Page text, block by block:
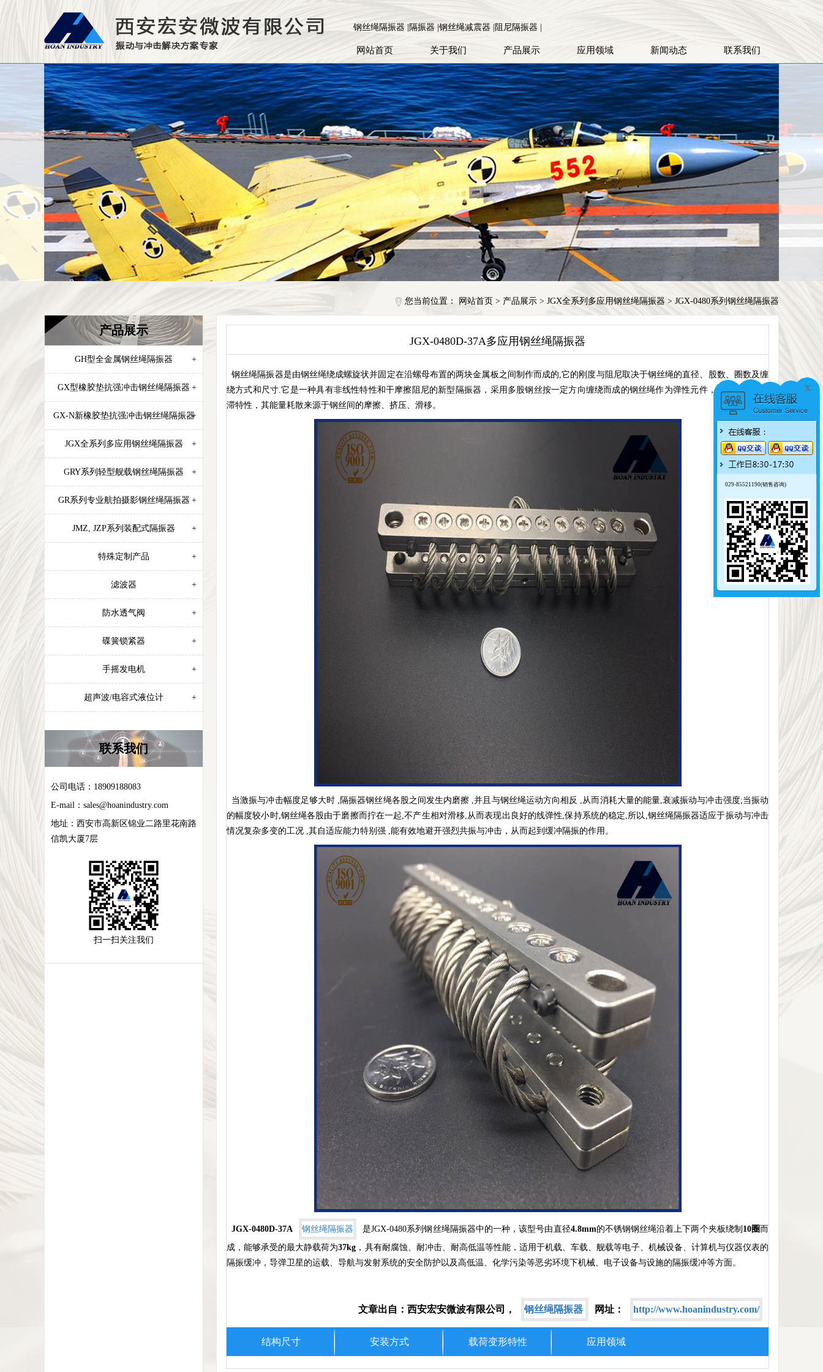
钢丝绳隔振器 |隔振器 |钢丝绳减震器 |阻尼隔振器 |
网站首页 关于我们 产品展示 应用领域 新闻动态 联系我们
您当前位置： 网站首页 > 产品展示 > JGX全系列多应用钢丝绳隔振器 > JGX-0480系列钢丝绳隔振器
产品展示
GH型全金属钢丝绳隔振器 +
GX型橡胶垫抗强冲击钢丝绳隔振器 +
GX-N新橡胶垫抗强冲击钢丝绳隔振器+
JGX全系列多应用钢丝绳隔振器 +
GRY系列轻型舰载钢丝绳隔振器 +
GR系列专业航拍摄影钢丝绳隔振器 +
JMZ, JZP系列装配式隔振器 +
特殊定制产品 +
滤波器 +
防水透气阀 +
碟簧锁紧器 +
手摇发电机 +
超声波/电容式液位计 +
联系我们
公司电话：18909188083
E-mail： sales@hoanindustry.com
地址： 西安市高新区锦业二路里花南路
信凯大厦7层
扫一扫关注我们
JGX-0480D-37A多应用钢丝绳隔振器
钢丝绳隔振器是由钢丝绳绕成螺旋状并固定在沿螺母布置的两块金属板之间制作而成的,它的刚度与阻尼取决于钢丝绳的直径、股数、圈数及缠
绕方式和尺寸.它是一种具有非线性特性和干摩擦阻尼的新型隔振器，采用多股钢丝按一定方向缠绕而成的钢丝绳作为弹性元件，具有明显的迟
滞特性，其能量耗散来源于钢丝间的摩擦、挤压、滑移。
当激振与冲击幅度足够大时 ,隔振器钢丝绳各股之间发生内磨擦 ,并且与钢丝绳运动方向相反 ,从而消耗大量的能量,衰减振动与冲击强度;当振动
的幅度较小时,钢丝绳各股由于磨擦而拧在一起,不产生相对滑移,从而表现出良好的线弹性,保持系统的稳定,所以,钢丝绳隔振器适应于振动与冲击
情况复杂多变的工况 ,其自适应能力特别强 ,能有效地避开强烈共振与冲击，从而起到缓冲隔振的作用。
JGX-0480D-37A 钢丝绳隔振器 是JGX-0480系列钢丝绳隔振器中的一种，该型号由直径4.8mm的不锈钢钢丝绳沿着上下两个夹板绕制 10圈 而
成，能够承受的最大静载荷为37kg ，具有耐腐蚀、耐冲击、耐高低温等性能，适用于机载、车载、舰载等电子、机械设备、计算机与仪器仪表的
隔振缓冲，导弹卫星的运载、导航与发射系统的安全防护以及高低温、化学污染等恶劣环境下机械、电子设备与设施的隔振缓冲等方面。
文章出自：西安宏安微波有限公司， 钢丝绳隔振器 网址： http://www.hoanindustry.com/
结构尺寸 安装方式 载荷变形特性 应用领域
x
029-85521190(销售咨询)